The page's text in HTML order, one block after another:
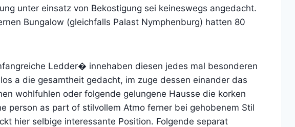
unter einsatz von Bekostigung sei keineswegs angedacht.
Bungalow (gleichfalls Palast Nymphenburg) hatten 80
Ledder� innehaben diesen jedes mal besonderen
a die gesamtheit gedacht, im zuge dessen einander das
wohlfuhlen oder folgende gelungene Hausse die korken
person as part of stilvollem Atmo ferner bei gehobenem Stil
hier selbige interessante Position. Folgende separat